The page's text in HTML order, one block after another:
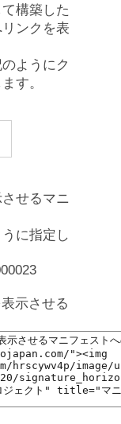
構築した
ンクを表
ようにク
す。
せるマニ
に指定し
示させる